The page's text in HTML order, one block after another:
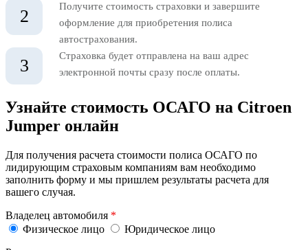
2
Получите стоимость страховки и завершите
оформление для приобретения полиса
автострахования.
3
Страховка будет отправлена на ваш адрес
электронной почты сразу после оплаты.
Узнайте стоимость ОСАГО на Citroen
Jumper онлайн
Для получения расчета стоимости полиса ОСАГО по
лидирующим страховым компаниям вам необходимо
заполнить форму и мы пришлем результаты расчета для
вашего случая.
Владелец автомобиля *
Физическое лицо
Юридическое лицо